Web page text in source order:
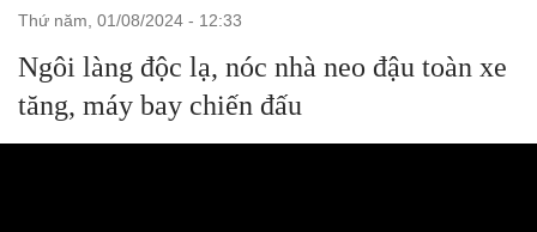
thứ năm, 01/08/2024 - 12:33
Ngôi làng độc lạ, nóc nhà neo đậu toàn xe
tăng, máy bay chiến đấu